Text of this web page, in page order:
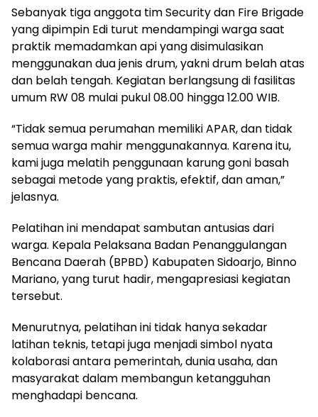
Sebanyak tiga anggota tim Security dan Fire Brigade
yang dipimpin Edi turut mendampingi warga saat
praktik memadamkan api yang disimulasikan
menggunakan dua jenis drum, yakni drum belah atas
dan belah tengah. Kegiatan berlangsung di fasilitas
umum RW 08 mulai pukul 08.00 hingga 12.00 WIB.
“Tidak semua perumahan memiliki APAR, dan tidak
semua warga mahir menggunakannya. Karena itu,
kami juga melatih penggunaan karung goni basah
sebagai metode yang praktis, efektif, dan aman,”
jelasnya.
Pelatihan ini mendapat sambutan antusias dari
warga. Kepala Pelaksana Badan Penanggulangan
Bencana Daerah (BPBD) Kabupaten Sidoarjo, Binno
Mariano, yang turut hadir, mengapresiasi kegiatan
tersebut.
Menurutnya, pelatihan ini tidak hanya sekadar
latihan teknis, tetapi juga menjadi simbol nyata
kolaborasi antara pemerintah, dunia usaha, dan
masyarakat dalam membangun ketangguhan
menghadapi bencana.